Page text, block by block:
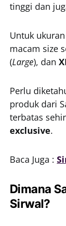
tinggi dan
Untuk
macam size
(Large), dan
Perlu
produk dari
terbatas
exclusive.
Baca Juga :
Dimana
Sirwal?